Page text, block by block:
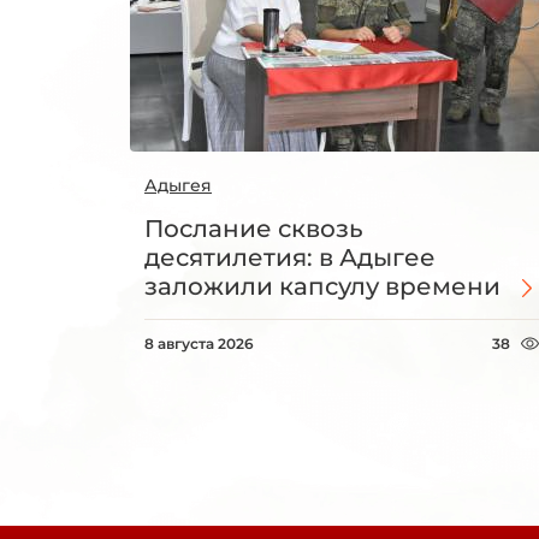
Адыгея
Послание сквозь
десятилетия: в Адыгее
заложили капсулу времени
8 августа 2026 38